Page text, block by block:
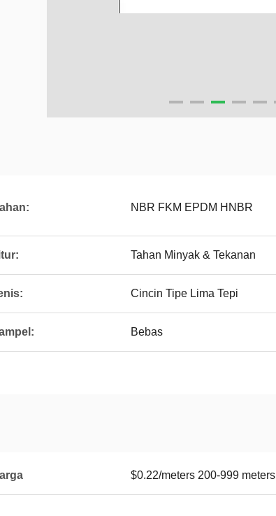
NBR FKM EPDM HNBR
Tahan Minyak & Tekanan
Cincin Tipe Lima Tepi
Bebas
$0.22/meters 200-999 meters